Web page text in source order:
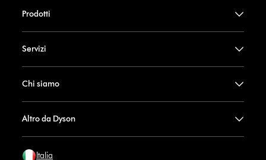
Prodotti
Servizi
Chi siamo
Altro da Dyson
Italia